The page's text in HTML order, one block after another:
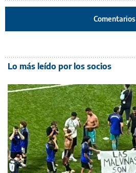
Comentarios
Lo más leído por los socios